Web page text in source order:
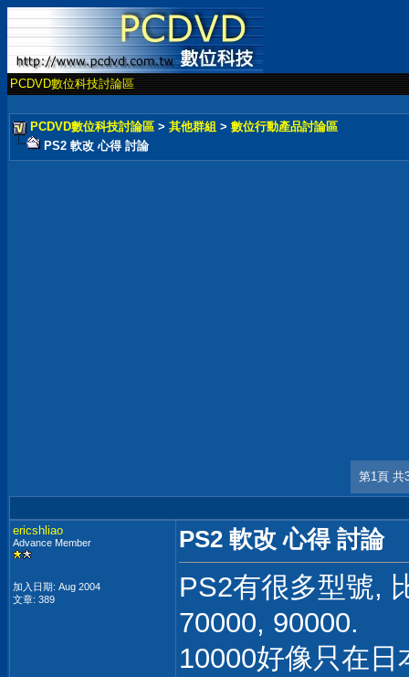
PCDVD數位科技討論區
PCDVD數位科技討論區 > 其他群組 > 數位行動產品討論區
PS2 軟改 心得 討論
第1頁 共
ericshliao
Advance Member
加入日期: Aug 2004
文章: 389
PS2 軟改 心得 討論
PS2有很多型號,
70000, 90000.
10000好像只在